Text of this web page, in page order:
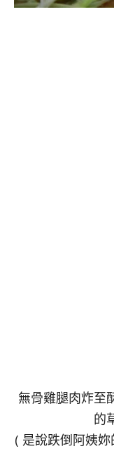
無骨雞腿肉炸至
的
( 是說跌倒阿姨